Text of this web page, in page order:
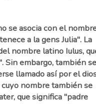
se asocia con el
a la gens Julia". La
nombre latino Iulus,
Sin embargo, también
llamado así por el
nombre también se
que significa "padre